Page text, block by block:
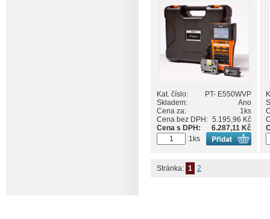
Kat. číslo:
PT- E550WVP
Skladem:
Ano
Cena za:
1ks
Cena bez DPH: 5.195,96 Kč
Cena s DPH:
6.287,11 Kč
1ks
Stránka: 1 2